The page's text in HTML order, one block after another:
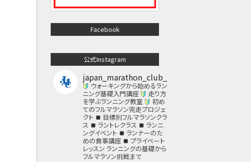
Facebook
公式Instagram
japan_marathon_club_
ウォーキングから始めるラン
ニング基礎入門講座
走り方
を学ぶランニング教室
初め
てのフルマラソン完走プロジェ
クト
目標別フルマラソンクラ
ス
ラントレクラス
ランニ
ングイベント
ランナーのた
めの食事講座
プライベート
レッスン ランニングの基礎から
フルマラソン挑戦まで